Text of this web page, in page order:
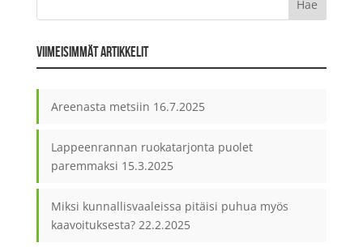
VIIMEISIMMÄT ARTIKKELIT
Areenasta metsiin 16.7.2025
Lappeenrannan ruokatarjonta puolet
paremmaksi 15.3.2025
Miksi kunnallisvaaleissa pitäisi puhua myös
kaavoituksesta? 22.2.2025